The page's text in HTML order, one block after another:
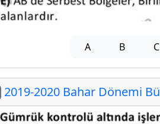
A B C
2019-2020 Bahar Dönemi